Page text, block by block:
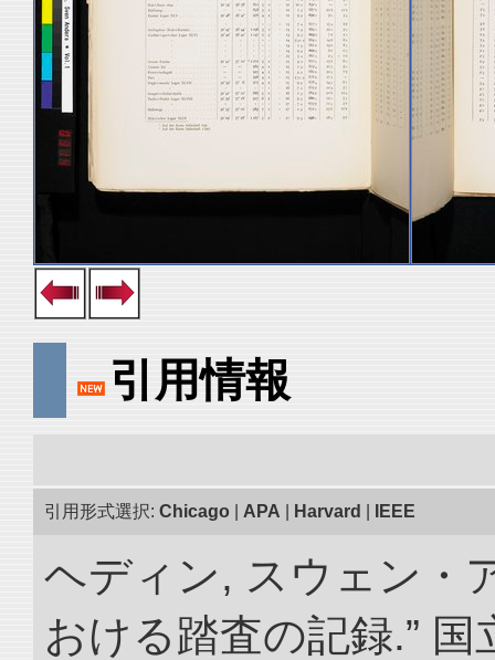
引用情報
引用形式選択: Chicago APA Harvard IEEE
ヘディン, スウェン・
おける踏査の記録.”